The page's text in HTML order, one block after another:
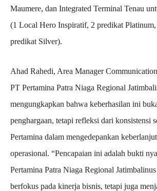
Maumere, dan Integrated Terminal Tenau
(1 Local Hero Inspiratif, 2 predikat
predikat Silver).
Ahad Rahedi, Area Manager
PT Pertamina Patra Niaga Regional
mengungkapkan bahwa keberhasilan ini
penghargaan, tetapi refleksi dari konsistensi
Pertamina dalam mengedepankan
operasional. “Pencapaian ini adalah bukti
Pertamina Patra Niaga Regional
berfokus pada kinerja bisnis, tetapi juga